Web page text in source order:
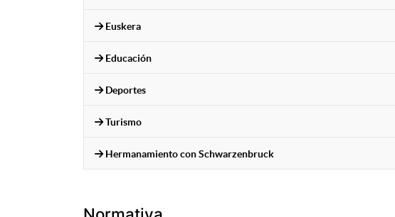
Euskera
Educación
Deportes
Turismo
Hermanamiento con Schwarzenbruck